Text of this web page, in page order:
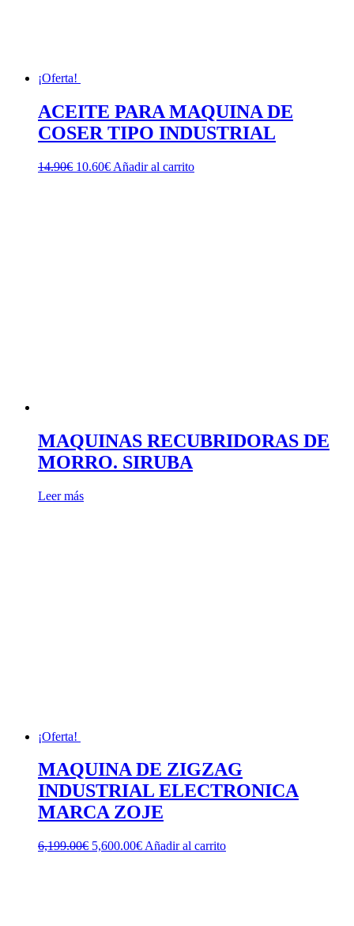
¡Oferta!
ACEITE PARA MAQUINA DE
COSER TIPO INDUSTRIAL
14.90€ El
10.60€ElAñadir al carrito
MAQUINAS RECUBRIDORAS DE
MORRO. SIRUBA
Leer más
¡Oferta!
MAQUINA DE ZIGZAG
INDUSTRIAL ELECTRONICA
MARCA ZOJE
6,199.00€ El
5,600.00€ElAñadir al carrito